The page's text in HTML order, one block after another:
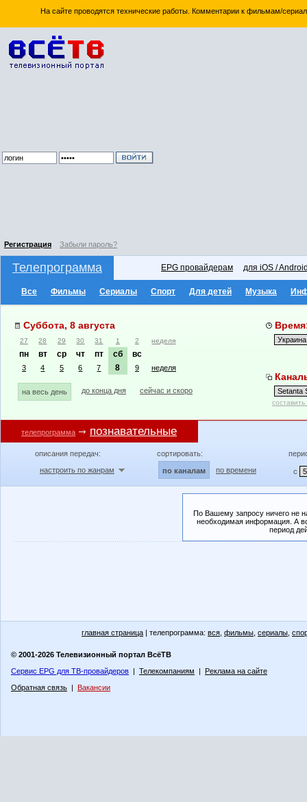
На сайте проводятся технические работы. Комментарии к фильмам/
Регистрация Забыли пароль?
Телепрограмма EPG провайдерам для iOS /
Все Фильмы Сериалы Спорт Для детей Музыка
Суббота, 8 августа
27 28 29 30 31 1 2 неделя
пн вт ср чт пт сб вс
3 4 5 6 7 8 9 неделя
на весь день до конца дня сейчас и скоро
телепрограмма познавательные
описания передач:
настроить по жанрам
сортировать:
по каналам по времени с
По Вашему запросу ничего не
необходимая информация. А
период
главная страница | телепрограмма: вся фильмы сериалы
© 2001-2026 Телевизионный портал ВсёТВ
Сервис EPG для ТВ-провайдеров | Телекомпаниям | Реклама на сайте
Обратная связь | Вакансии